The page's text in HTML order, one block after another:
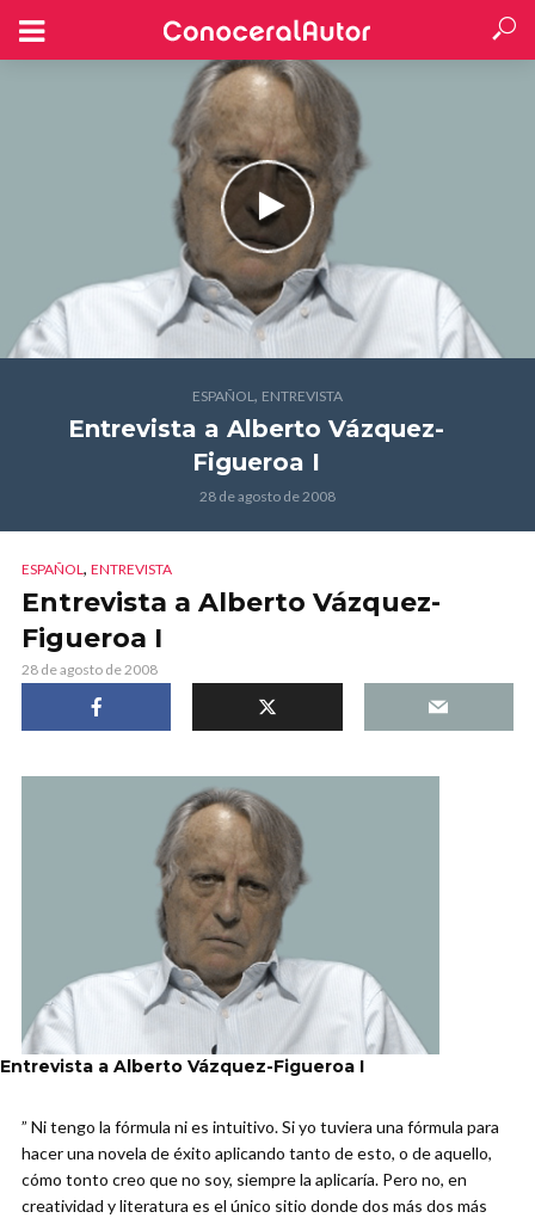
ESPAÑOL, ENTREVISTA
Entrevista a Alberto Vázquez-
Figueroa I
28 de agosto de 2008
ESPAÑOL, ENTREVISTA
Entrevista a Alberto Vázquez-
Figueroa I
28 de agosto de 2008
Entrevista a Alberto Vázquez-Figueroa I
” Ni tengo la fórmula ni es intuitivo. Si yo tuviera una fórmula para
hacer una novela de éxito aplicando tanto de esto, o de aquello,
cómo tonto creo que no soy, siempre la aplicaría. Pero no, en
creatividad y literatura es el único sitio donde dos más dos más